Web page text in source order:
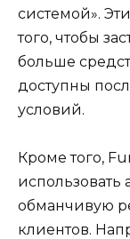
системой».
того, чтобы
больше
доступны
условий.
Кроме того,
использовать
обманчивую
клиентов.